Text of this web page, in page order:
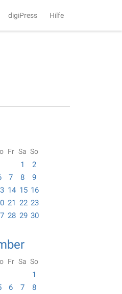
digiPress Hilfe
Fr Sa So
1
2
7 8
9
14 15 16
21 22 23
28 29 30
Fr Sa So
1
6 7
8